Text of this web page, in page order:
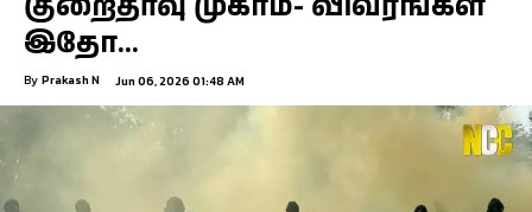
இதோ…
By Prakash N Jun 06, 2026 01:48 AM